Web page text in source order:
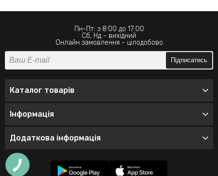
Пн-Пт: з 8:00 до 17:00
Сб, Нд - вихідний
Онлайн замовлення - цілодобово
Підписатись
Каталог товарів
Інформація
Додаткова інформація